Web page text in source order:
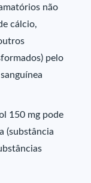
não
cálcio,
pelo
150 mg pode
(substância